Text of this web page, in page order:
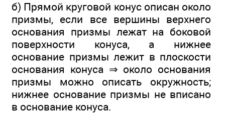
б) Прямой круговой конус описан около
призмы, если все вершины верхнего
основания призмы лежат на боковой
поверхности конуса, а нижнее
основание призмы лежит в плоскости
основания конуса ⇒ около основания
призмы можно описать окружность;
нижнее основание призмы не вписано
в основание конуса.